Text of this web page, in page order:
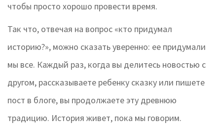
чтобы просто хорошо провести время.
Так что, отвечая на вопрос «кто придумал
историю?», можно сказать уверенно: ее придумали
мы все. Каждый раз, когда вы делитесь новостью с
другом, рассказываете ребенку сказку или пишете
пост в блоге, вы продолжаете эту древнюю
традицию. История живет, пока мы говорим.